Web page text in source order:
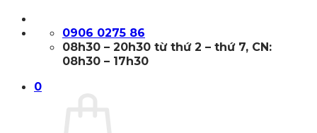
qua
0906 0275 86
08h30 – 20h30 từ thứ 2 – thứ 7, CN:
08h30 – 17h30
0